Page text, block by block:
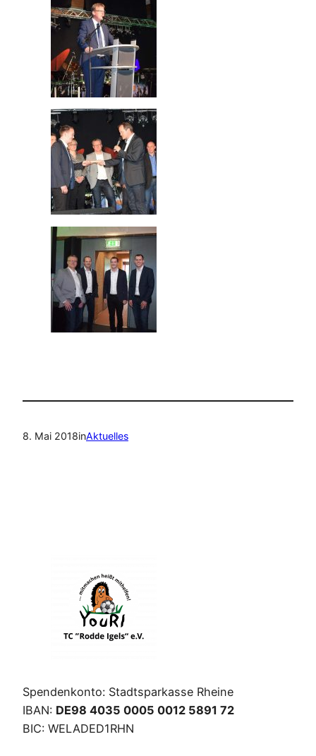
8. Mai 2018inAktuelles
Spendenkonto: Stadtsparkasse Rheine
IBAN: DE98 4035 0005 0012 5891 72
BIC: WELADED1RHN